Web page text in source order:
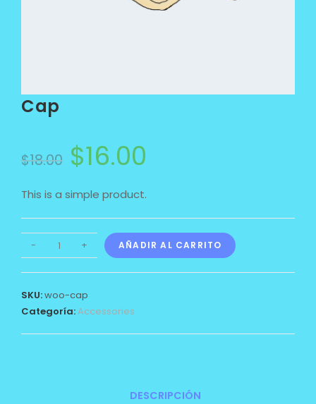
Cap
$18.00 $16.00
This is a simple product.
- + AÑADIR AL CARRITO
SKU:woo-cap
Categoría:Accessories
DESCRIPCIÓN